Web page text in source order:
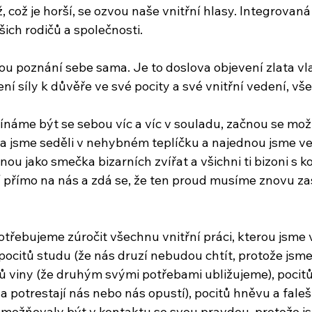
což je horší, se ozvou naše vnitřní hlasy.
rodičů a společnosti.
poznání sebe sama. Je to doslova objevení zlata
síly k důvěře ve své pocity a své vnitřní vedení,
být se sebou víc a víc v souladu, začnou se
jsme seděli v nehybném teplíčku a najednou jsme
jako smečka bizarních zvířat a všichni ti bizoni s
na nás a zdá se, že ten proud musíme znovu
zúročit všechnu vnitřní práci, kterou jsme
studu (že nás druzí nebudou chtít, protože
viny (že druhým svými potřebami ubližujeme),
potrestají nás nebo nás opustí), pocitů hněvu a